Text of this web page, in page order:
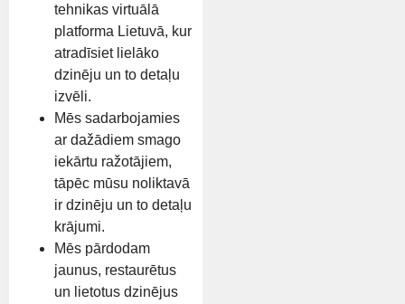
tehnikas virtuālā
platforma Lietuvā, kur
atradīsiet lielāko
dzinēju un to detaļu
izvēli.
Mēs sadarbojamies
ar dažādiem smago
iekārtu ražotājiem,
tāpēc mūsu noliktavā
ir dzinēju un to detaļu
krājumi.
Mēs pārdodam
jaunus, restaurētus
un lietotus dzinējus